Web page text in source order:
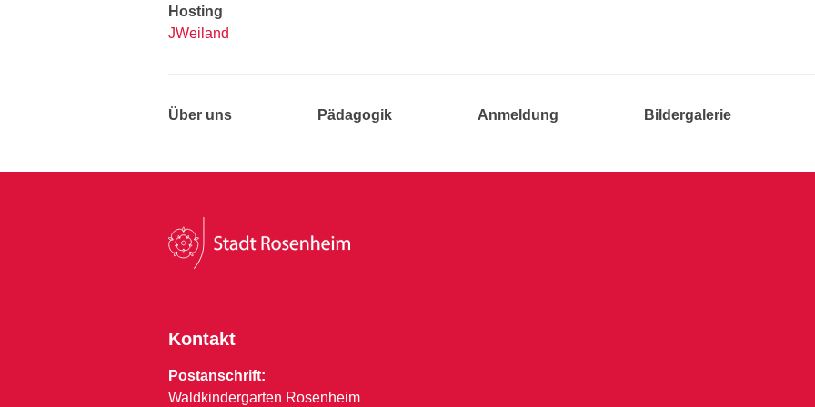
Hosting
JWeiland
Über uns Pädagogik Anmeldung Bildergalerie
Kontakt
Postanschrift:
Waldkindergarten Rosenheim